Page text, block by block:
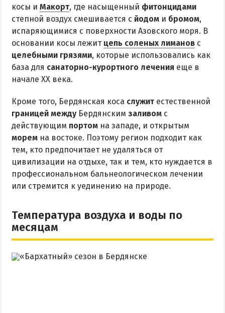
косы и Макорт, где насыщенный фитонцидами
степной воздух смешивается с йодом и бромом,
испаряющимися с поверхности Азовского моря. В
основании косы лежит цепь соленых лиманов с
целебными грязями, которые использовались как
база для санаторно-курортного лечения еще в
начале ХХ века.
Кроме того, Бердянская коса служит естественной
границей между Бердянским заливом с
действующим портом на западе, и открытым
морем на востоке. Поэтому регион подходит как
тем, кто предпочитает не удаляться от
цивилизации на отдыхе, так и тем, кто нуждается в
профессиональном бальнеологическом лечении
или стремится к уединению на природе.
Температура воздуха и воды по
месяцам